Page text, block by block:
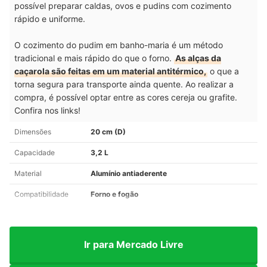
possível preparar caldas, ovos e pudins com cozimento
rápido e uniforme.
O cozimento do pudim em banho-maria é um método
tradicional e mais rápido do que o forno. As alças da
caçarola são feitas em um material antitérmico, o que a
torna segura para transporte ainda quente. Ao realizar a
compra, é possível optar entre as cores cereja ou grafite.
Confira nos links!
Dimensões 20 cm (D)
Capacidade 3,2 L
Material Alumínio antiaderente
Compatibilidade Forno e fogão
Ir para Mercado Livre